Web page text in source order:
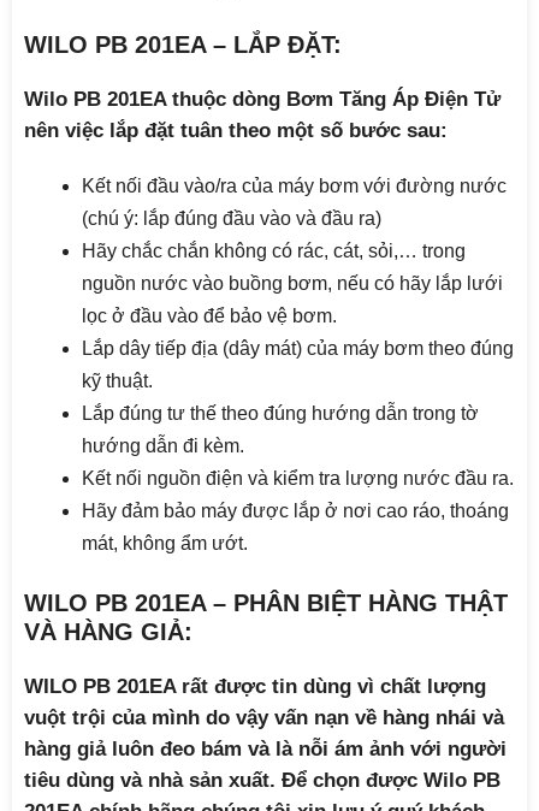
WILO PB 201EA – LẮP ĐẶT:
Wilo PB 201EA thuộc dòng Bơm Tăng Áp Điện Tử
nên việc lắp đặt tuân theo một số bước sau:
Kết nối đầu vào/ra của máy bơm với đường nước
(chú ý: lắp đúng đầu vào và đầu ra)
Hãy chắc chắn không có rác, cát, sỏi,… trong
nguồn nước vào buồng bơm, nếu có hãy lắp lưới
lọc ở đầu vào để bảo vệ bơm.
Lắp dây tiếp địa (dây mát) của máy bơm theo đúng
kỹ thuật.
Lắp đúng tư thế theo đúng hướng dẫn trong tờ
hướng dẫn đi kèm.
Kết nối nguồn điện và kiểm tra lượng nước đầu ra.
Hãy đảm bảo máy được lắp ở nơi cao ráo, thoáng
mát, không ẩm ướt.
WILO PB 201EA – PHÂN BIỆT HÀNG THẬT
VÀ HÀNG GIẢ:
WILO PB 201EA rất được tin dùng vì chất lượng
vuột trội của mình do vậy vấn nạn về hàng nhái và
hàng giả luôn đeo bám và là nỗi ám ảnh với người
tiêu dùng và nhà sản xuất. Để chọn được Wilo PB